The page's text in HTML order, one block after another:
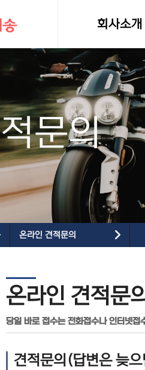
회사소개
인사말
문의
온라인 견적문의
온라인 견적문의
당일 바로 접수는 전화접수나 인터넷접
견적문의(답변은 늦